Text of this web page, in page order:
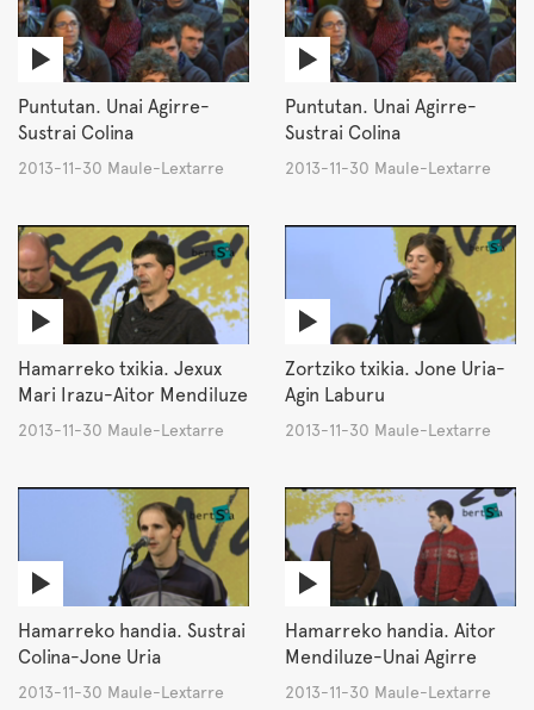
Puntutan. Unai Agirre-
Sustrai Colina
2013-11-30 Maule-Lextarre
Puntutan. Unai Agirre-
Sustrai Colina
2013-11-30 Maule-Lextarre
Hamarreko txikia. Jexux
Mari Irazu-Aitor Mendiluze
2013-11-30 Maule-Lextarre
Zortziko txikia. Jone Uria-
Agin Laburu
2013-11-30 Maule-Lextarre
Hamarreko handia. Sustrai
Colina-Jone Uria
2013-11-30 Maule-Lextarre
Hamarreko handia. Aitor
Mendiluze-Unai Agirre
2013-11-30 Maule-Lextarre